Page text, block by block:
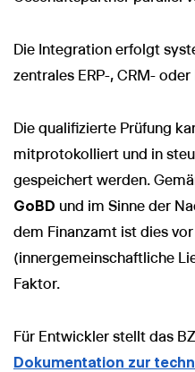
Die Integration erfolgt
zentrales ERP-, CRM-
Die qualifizierte Prüfung
mitprotokolliert und in
gespeichert werden.
GoBD und im Sinne der
dem Finanzamt ist dies
(innergemeinschaftliche
Faktor.
Für Entwickler stellt das
Dokumentation zur